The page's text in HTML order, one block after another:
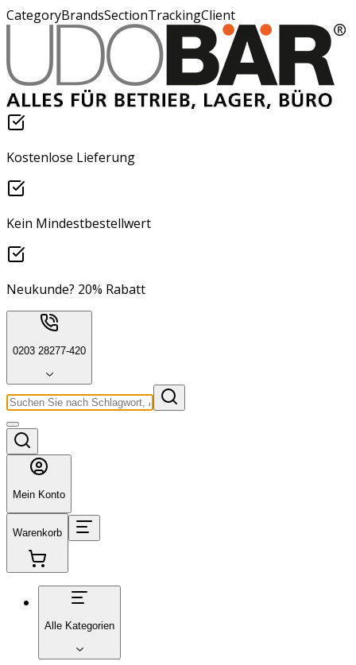
CategoryBrandsSectionTrackingClient
Kostenlose Lieferung
Kein Mindestbestellwert
Neukunde? 20% Rabatt
0203 28277-420
Mein Konto
Warenkorb
Alle Kategorien